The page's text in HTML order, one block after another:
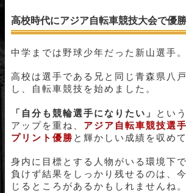
高校時代にアジア自転車競技大会で優勝
中学までは野球少年だった新山選手。
高校は選手である兄と同じ青森県八
し、自転車競技を始めました。
「自分も競輪選手になりたい」
とい
アップを重ね、 アジア自転車競技選
プリント優勝 と輝かしい成績を収め
身内に目標とする人物がいる環境下
負けず結果をしっかり残せるのは、
じるところがあるかもしれませんね。